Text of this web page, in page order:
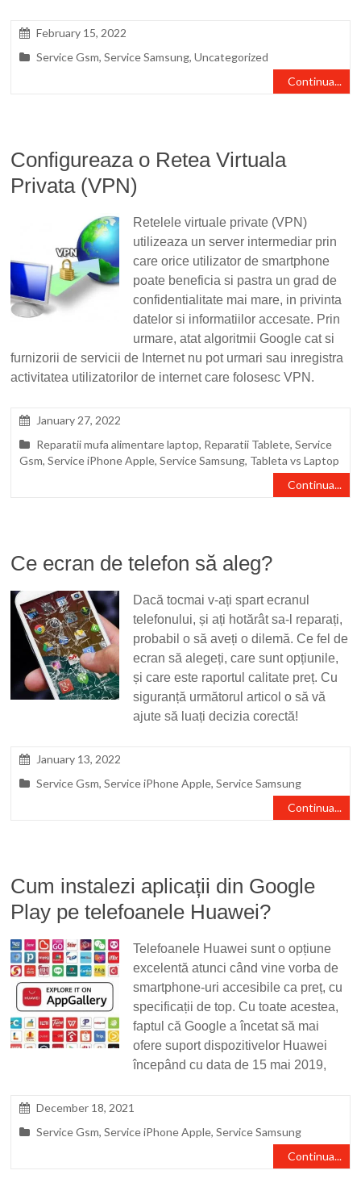
February 15, 2022
Service Gsm,Service Samsung,Uncategorized
Continua...
Configureaza o Retea Virtuala
Privata (VPN)
Retelele virtuale private (VPN)
utilizeaza un server intermediar prin
care orice utilizator de smartphone
poate beneficia si pastra un grad de
confidentialitate mai mare, in privinta
datelor si informatiilor accesate. Prin
urmare, atat algoritmii Google cat si
furnizorii de servicii de Internet nu pot urmari sau inregistra
activitatea utilizatorilor de internet care folosesc VPN.
January 27, 2022
Reparatii mufa alimentare laptop, Reparatii Tablete,Service
Gsm,Service iPhone Apple,Service Samsung, Tableta vs Laptop
Continua...
Ce ecran de telefon să aleg?
Dacă tocmai v-ați spart ecranul
telefonului, și ați hotărât sa-l reparați,
probabil o să aveți o dilemă. Ce fel de
ecran să alegeți, care sunt opțiunile,
și care este raportul calitate preț. Cu
siguranță următorul articol o să vă
ajute să luați decizia corectă!
January 13, 2022
Service Gsm,Service iPhone Apple,Service Samsung
Continua...
Cum instalezi aplicații din Google
Play pe telefoanele Huawei?
Telefoanele Huawei sunt o opțiune
excelentă atunci când vine vorba de
smartphone-uri accesibile ca preț, cu
specificații de top. Cu toate acestea,
faptul că Google a încetat să mai
ofere suport dispozitivelor Huawei
începând cu data de 15 mai 2019,
December 18, 2021
Service Gsm,Service iPhone Apple,Service Samsung
Continua...